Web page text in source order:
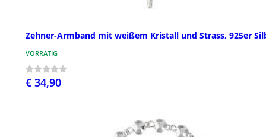
Zehner-Armband mit weißem Kristall und Strass, 925er
VORRÄTIG
€ 34,90